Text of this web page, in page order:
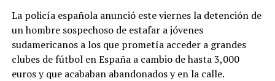
La policía española anunció este viernes la detención de
un hombre sospechoso de estafar a jóvenes
sudamericanos a los que prometía acceder a grandes
clubes de fútbol en España a cambio de hasta 3,000
euros y que acababan abandonados y en la calle.